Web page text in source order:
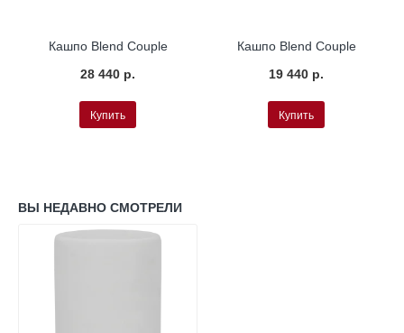
Окраска по RAL
Кашпо Blend Couple
28 440 р.
Купить
Окраска по RAL
Кашпо Blend Couple
19 440 р.
Купить
ВЫ НЕДАВНО СМОТРЕЛИ